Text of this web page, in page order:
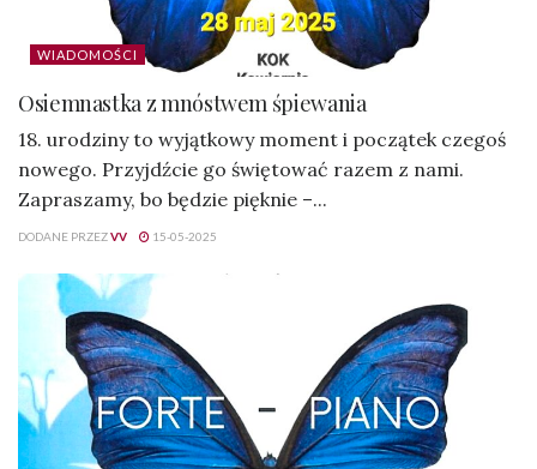
WIADOMOŚCI
Osiemnastka z mnóstwem śpiewania
18. urodziny to wyjątkowy moment i początek czegoś
nowego. Przyjdźcie go świętować razem z nami.
Zapraszamy, bo będzie pięknie –...
DODANE PRZEZVV 15-05-2025